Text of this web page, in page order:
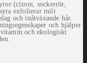
(citron, sockerrör,
exfolierar milt
och inåtväxande hår.
och hjälper
och ekologiskt